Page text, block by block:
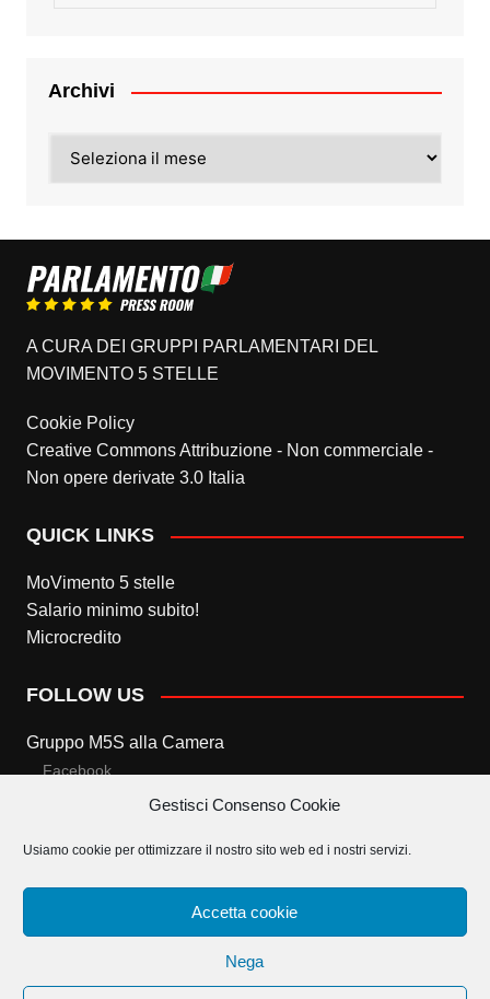
Gestisci Consenso Cookie
Usiamo cookie per ottimizzare il nostro sito web ed i nostri servizi.
Accetta cookie
Nega
Archivi
A CURA DEI GRUPPI PARLAMENTARI DEL
MOVIMENTO 5 STELLE
Cookie Policy
Creative Commons Attribuzione - Non commerciale -
Non opere derivate 3.0 Italia
QUICK LINKS
MoVimento 5 stelle
Salario minimo subito!
Microcredito
FOLLOW US
Gruppo M5S alla Camera
Facebook
Twitter